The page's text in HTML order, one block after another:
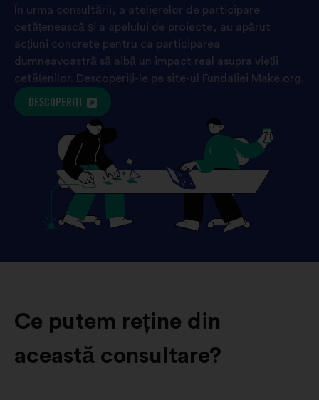
În urma consultării, a atelierelor de participare
cetățenească și a apelului de proiecte, au apărut
acțiuni concrete pentru ca participarea
dumneavoastră să aibă un impact real asupra vieții
cetățenilor. Descoperiți-le pe site-ul Fundației Make.org.
DESCOPERIȚI
Ce putem reține din
această consultare?